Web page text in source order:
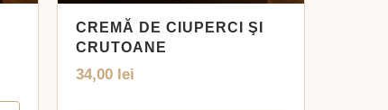
CREMĂ DE CIUPERCI ŞI
CRUTOANE
34,00 lei